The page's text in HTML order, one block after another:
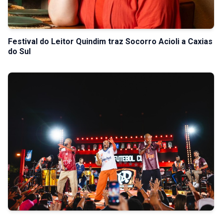
Festival do Leitor Quindim traz Socorro Acioli a Caxias
do Sul